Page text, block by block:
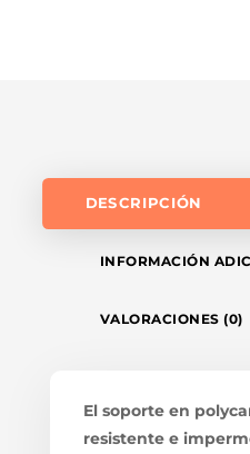
DESCRIPCIÓN
INFORMACIÓN
VALORACIONES (0)
El soporte en
resistente e